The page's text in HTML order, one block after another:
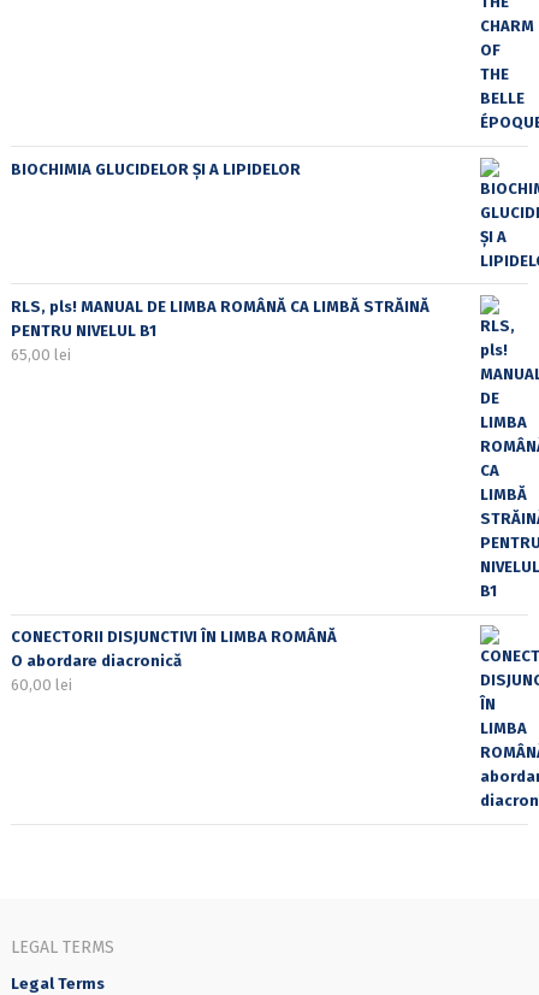
BIOCHIMIA GLUCIDELOR ȘI A LIPIDELOR
RLS, pls! MANUAL DE LIMBA ROMÂNĂ CA LIMBĂ STRĂINĂ
PENTRU NIVELUL B1
65,00 lei
CONECTORII DISJUNCTIVI ÎN LIMBA ROMÂNĂ
O abordare diacronică
60,00 lei
LEGAL TERMS
Legal Terms